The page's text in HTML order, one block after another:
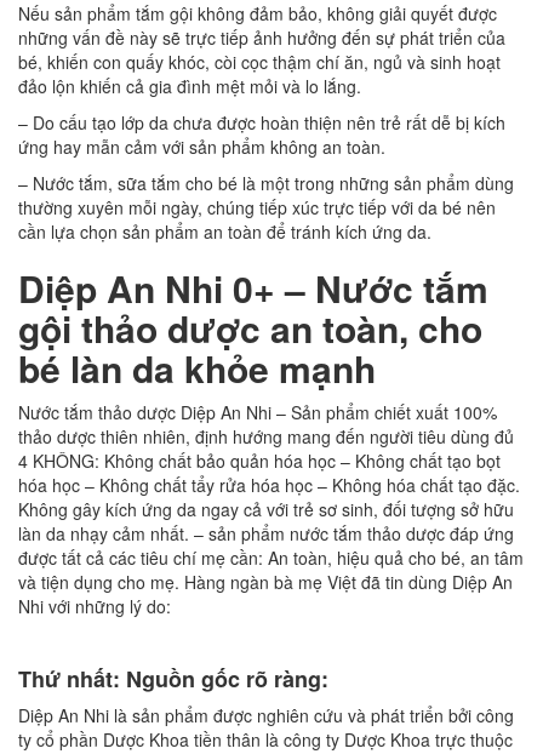
Nếu sản phẩm tắm gội không đảm bảo, không giải quyết được
những vấn đề này sẽ trực tiếp ảnh hưởng đến sự phát triển của
bé, khiến con quấy khóc, còi cọc thậm chí ăn, ngủ và sinh hoạt
đảo lộn khiến cả gia đình mệt mỏi và lo lắng.
– Do cấu tạo lớp da chưa được hoàn thiện nên trẻ rất dễ bị kích
ứng hay mẫn cảm với sản phẩm không an toàn.
– Nước tắm, sữa tắm cho bé là một trong những sản phẩm dùng
thường xuyên mỗi ngày, chúng tiếp xúc trực tiếp với da bé nên
cần lựa chọn sản phẩm an toàn để tránh kích ứng da.
Diệp An Nhi 0+ – Nước tắm
gội thảo dược an toàn, cho
bé làn da khỏe mạnh
Nước tắm thảo dược Diệp An Nhi – Sản phẩm chiết xuất 100%
thảo dược thiên nhiên, định hướng mang đến người tiêu dùng đủ
4 KHÔNG: Không chất bảo quản hóa học – Không chất tạo bọt
hóa học – Không chất tẩy rửa hóa học – Không hóa chất tạo đặc.
Không gây kích ứng da ngay cả với trẻ sơ sinh, đối tượng sở hữu
làn da nhạy cảm nhất. – sản phẩm nước tắm thảo dược đáp ứng
được tất cả các tiêu chí mẹ cần: An toàn, hiệu quả cho bé, an tâm
và tiện dụng cho mẹ. Hàng ngàn bà mẹ Việt đã tin dùng Diệp An
Nhi với những lý do:
Thứ nhất: Nguồn gốc rõ ràng:
Diệp An Nhi là sản phẩm được nghiên cứu và phát triển bởi công
ty cổ phần Dược Khoa tiền thân là công ty Dược Khoa trực thuộc